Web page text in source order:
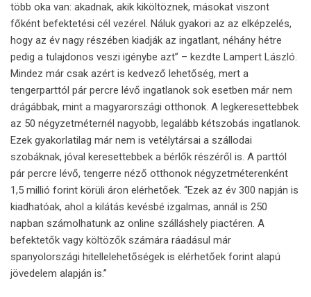
több oka van: akadnak, akik kiköltöznek, másokat viszont
főként befektetési cél vezérel. Náluk gyakori az az elképzelés,
hogy az év nagy részében kiadják az ingatlant, néhány hétre
pedig a tulajdonos veszi igénybe azt” – kezdte Lampert László.
Mindez már csak azért is kedvező lehetőség, mert a
tengerparttól pár percre lévő ingatlanok sok esetben már nem
drágábbak, mint a magyarországi otthonok. A legkeresettebbek
az 50 négyzetméternél nagyobb, legalább kétszobás ingatlanok.
Ezek gyakorlatilag már nem is vetélytársai a szállodai
szobáknak, jóval keresettebbek a bérlők részéről is. A parttól
pár percre lévő, tengerre néző otthonok négyzetméterenként
1,5 millió forint körüli áron elérhetőek. “Ezek az év 300 napján is
kiadhatóak, ahol a kilátás kevésbé izgalmas, annál is 250
napban számolhatunk az online szálláshely piactéren. A
befektetők vagy költözők számára ráadásul már
spanyolországi hitellelehetőségek is elérhetőek forint alapú
jövedelem alapján is.”